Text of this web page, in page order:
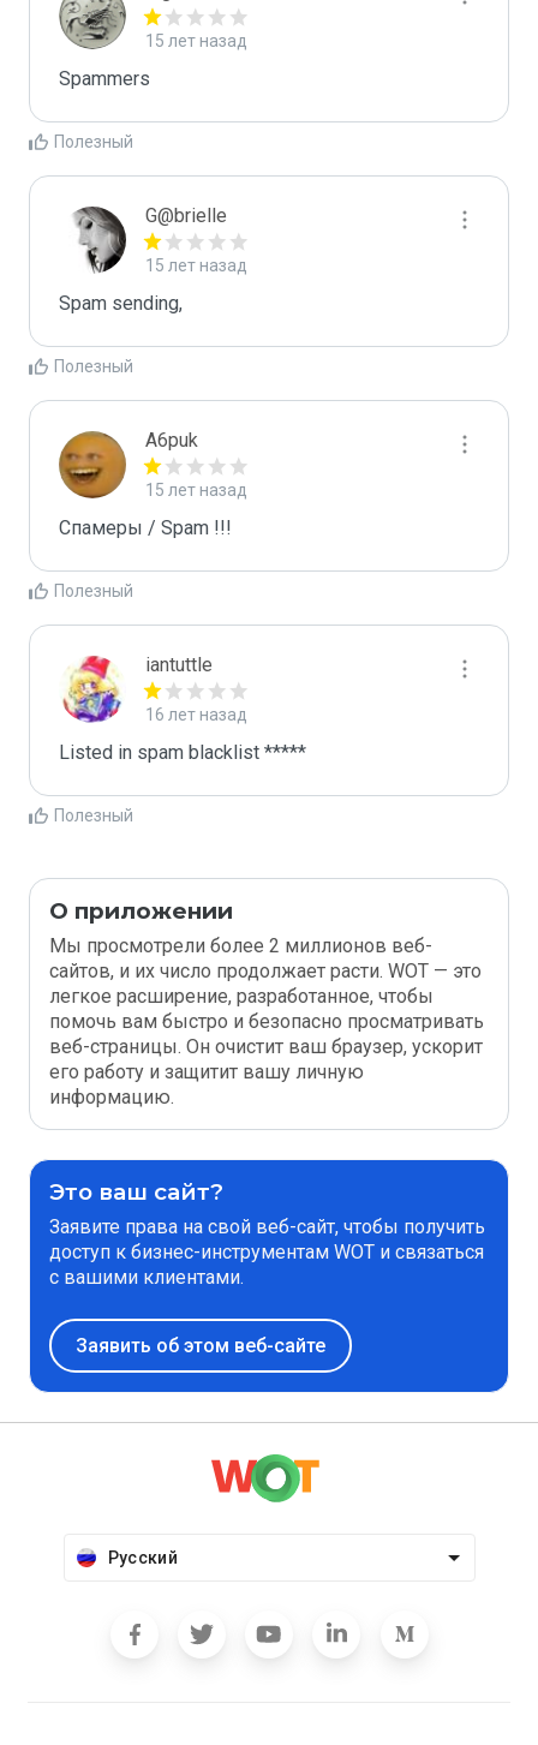
15 лет назад
Spammers
Полезный
G@brielle
15 лет назад
Spam sending,
Полезный
A6puk
15 лет назад
Спамеры / Spam !!!
Полезный
iantuttle
16 лет назад
Listed in spam blacklist *****
Полезный
О приложении
Мы просмотрели более 2 миллионов веб-
сайтов, и их число продолжает расти. WOT — это
легкое расширение, разработанное, чтобы
помочь вам быстро и безопасно просматривать
веб-страницы. Он очистит ваш браузер, ускорит
его работу и защитит вашу личную
информацию.
Это ваш сайт?
Заявите права на свой веб-сайт, чтобы получить
доступ к бизнес-инструментам WOT и связаться
с вашими клиентами.
Заявить об этом веб-сайте
Русский